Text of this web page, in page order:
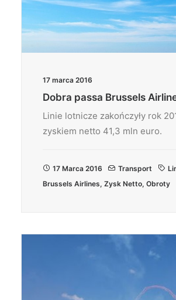
17 marca 2016
Dobra passa Brussels
Linie lotnicze zakończyły rok
zyskiem netto 41,3 mln euro.
17 Marca 2016 Transport
Brussels Airlines, Zysk Netto, Obroty